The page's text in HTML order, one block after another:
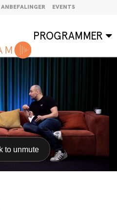
ANBEFALINGER EVENTS
PROGRAMMER